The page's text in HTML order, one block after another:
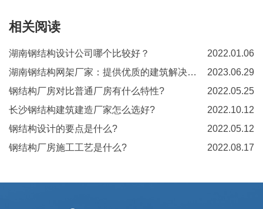
相关阅读
湖南钢结构设计公司哪个比较好？
2022.01.06
湖南钢结构网架厂家：提供优质的建筑解决方案
2023.06.29
钢结构厂房对比普通厂房有什么特性?
2022.05.25
长沙钢结构建筑建造厂家怎么选好?
2022.10.12
钢结构设计的要点是什么?
2022.05.12
钢结构厂房施工工艺是什么?
2022.08.17